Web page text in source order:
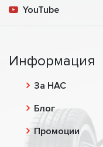
YouTube
Информация
За НАС
Блог
Промоции